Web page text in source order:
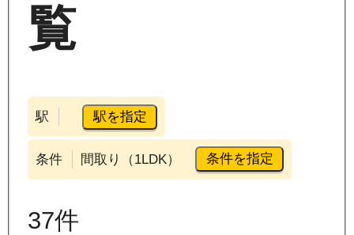
覧
駅 駅を指定
条件 間取り（1LDK） 条件を指定
37件